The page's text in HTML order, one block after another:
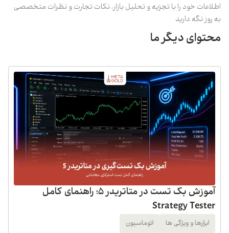
اطلاعات خود را با تجزیه و تحلیل بازار، نکات تجارت و نظرات متخصصی
به روز نگه دارید
محتوای دیگر ما
آموزش بک تست در متاتریدر 5؛ راهنمای کامل
Strategy Tester
ابزارها و ویژگی ها اتوماسیون